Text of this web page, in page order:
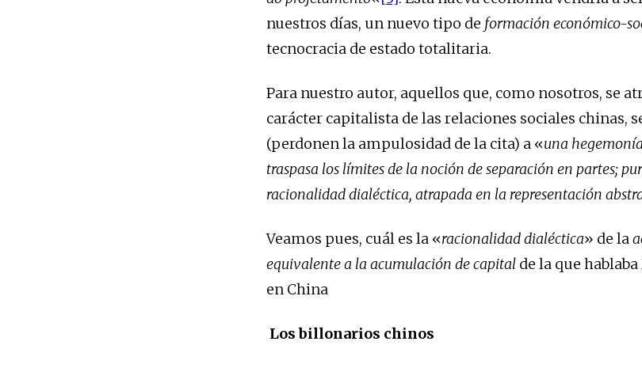
nuestros días, un nuevo tipo de formación económico-
tecnocracia de estado totalitaria.
Para nuestro autor, aquellos que, como nosotros, se
carácter capitalista de las relaciones sociales chinas,
(perdonen la ampulosidad de la cita) a «una
traspasa los límites de la noción de separación en partes;
racionalidad dialéctica, atrapada en la representación
Veamos pues, cuál es la «racionalidad dialéctica» de la
equivalente a la acumulación de capital de la que
en China
Los billonarios chinos